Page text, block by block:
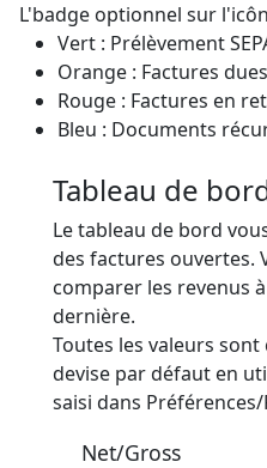
L'badge optionnel sur
Vert : Prélèvement
Orange : Factures dues
Rouge : Factures en
Bleu : Documents
Tableau de
Le tableau de bord
des factures ouvertes.
comparer les revenus
dernière.
Toutes les valeurs
devise par défaut en
saisi dans
Net/Gross